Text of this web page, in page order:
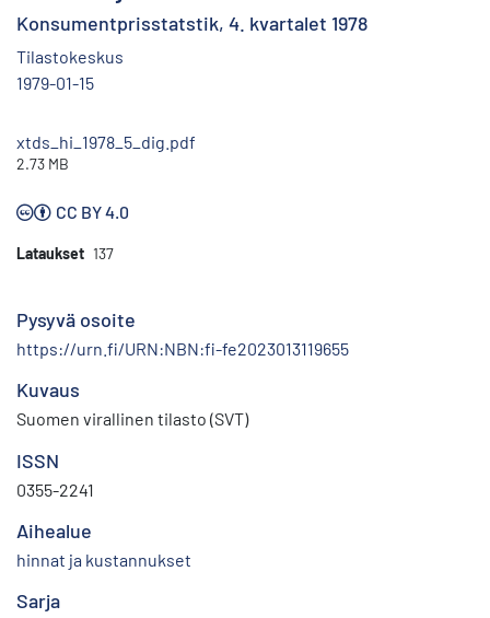
Konsumentprisstatstik, 4. kvartalet 1978
Tilastokeskus
1979-01-15
xtds_hi_1978_5_dig.pdf
2.73 MB
CC BY 4.0
Lataukset 137
Pysyvä osoite
https://urn.fi/URN:NBN:fi-fe2023013119655
Kuvaus
Suomen virallinen tilasto (SVT)
ISSN
0355-2241
Aihealue
hinnat ja kustannukset
Sarja